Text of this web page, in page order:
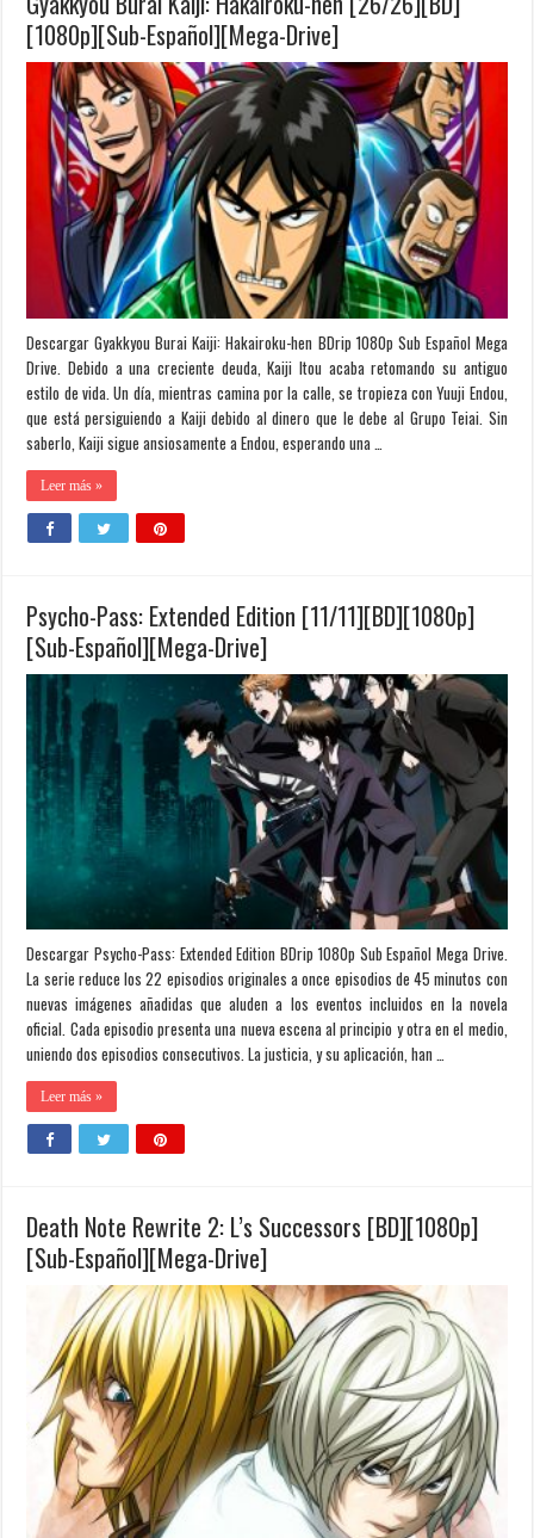
[1080p][Sub-Español][Mega-Drive]
Descargar Gyakkyou Burai Kaiji: Hakairoku-hen BDrip 1080p Sub Español Mega
Drive. Debido a una creciente deuda, Kaiji Itou acaba retomando su antiguo
estilo de vida. Un día, mientras camina por la calle, se tropieza con Yuuji Endou,
que está persiguiendo a Kaiji debido al dinero que le debe al Grupo Teiai. Sin
saberlo, Kaiji sigue ansiosamente a Endou, esperando una …
Leer más »
Psycho-Pass: Extended Edition [11/11][BD][1080p]
[Sub-Español][Mega-Drive]
Descargar Psycho-Pass: Extended Edition BDrip 1080p Sub Español Mega Drive.
La serie reduce los 22 episodios originales a once episodios de 45 minutos con
nuevas imágenes añadidas que aluden a los eventos incluidos en la novela
oficial. Cada episodio presenta una nueva escena al principio y otra en el medio,
uniendo dos episodios consecutivos. La justicia, y su aplicación, han …
Leer más »
Death Note Rewrite 2: L’s Successors [BD][1080p]
[Sub-Español][Mega-Drive]